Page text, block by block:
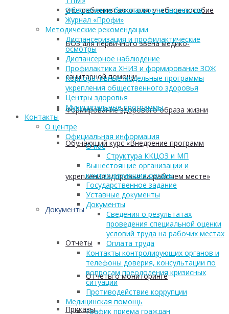
употребления алкоголя: учебное пособие
ВОЗ для первичного звена медико-
санитарной помощи
Формирование здорового образа жизни
Обучающий курс «Внедрение программ
укрепления здоровья на рабочем месте»
Документы
Отчеты
Отчеты о мониторинге
Приказы
Обеспечение безопасности пациентов
Журнал «Профи»
Методические рекомендации
Диспансеризация и профилактические
осмотры
Диспансерное наблюдение
Профилактика ХНИЗ и формирование ЗОЖ
Корпоративные модельные программы
укрепления общественного здоровья
Центры здоровья
Муниципальные программы
Контакты
О центре
Официальная информация
О нас
Структура ККЦОЗ и МП
Вышестоящие организации и
контролирующие органы
Государственное задание
Уставные документы
Документы
Сведения о результатах
проведения специальной оценки
условий труда на рабочих местах
Оплата труда
Контакты контролирующих органов и
телефоны доверия, консультации по
вопросам преодоления кризисных
ситуаций
Противодействие коррупции
Медицинская помощь
График приема граждан